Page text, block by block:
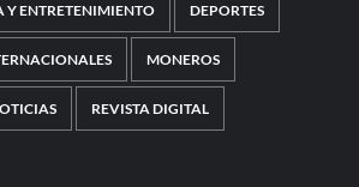
Y ENTRETENIMIENTO DEPORTES
MONEROS
REVISTA DIGITAL